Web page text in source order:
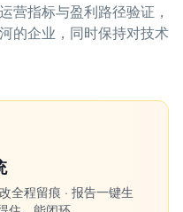
营指标与盈利路径验证，
的企业，同时保持对技术
全程留痕 · 报告一键生